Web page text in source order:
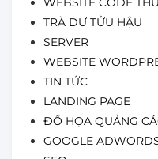
TRÀ DƯ TỬU HẬU
SERVER
WEBSITE
TIN TỨC
LANDING PAGE
ĐỒ HỌA QUẢNG
GOOGLE